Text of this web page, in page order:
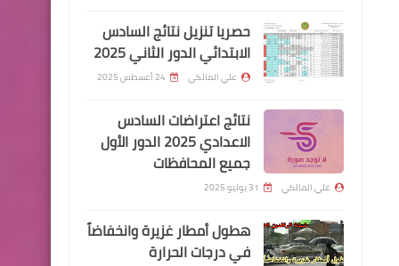
اسماء االرعاية الاجتماعية
مشاهدة + اصدار بطاقة
الماستر كارد .
حصريا تنزيل نتائج السادس
الابتدائي الدور الثاني 2025
علي المالكي 24 أغسطس 2025
نتائج اعتراضات السادس
الاعدادي 2025 الدور الأول
جميع المحافظات
علي المالكي 31 يوليو 2025
هطول أمطار غزيرة وانخفاضاً
في درجات الحرارة